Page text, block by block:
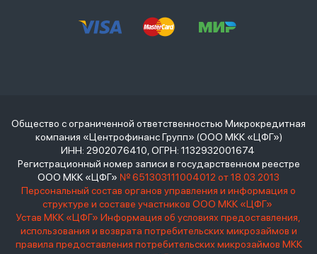
Общество с ограниченной ответственностью Микрокредитная
компания «Центрофинанс Групп» (ООО МКК «ЦФГ»)
ИНН: 2902076410, ОГРН: 1132932001674
Регистрационный номер записи в государственном реестре
ООО МКК «ЦФГ» № 651303111004012 от 18.03.2013
Персональный состав органов управления и информация о
структуре и составе участников ООО МКК «ЦФГ»
Устав МКК «ЦФГ» Информация об условиях предоставления,
использования и возврата потребительских микрозаймов и
правила предоставления потребительских микрозаймов МКК